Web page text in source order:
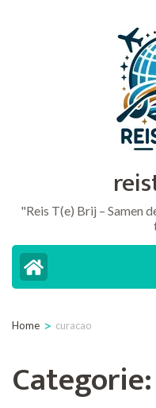
"Reis T(e) Brij – Samen
Home > curacao
Categorie: